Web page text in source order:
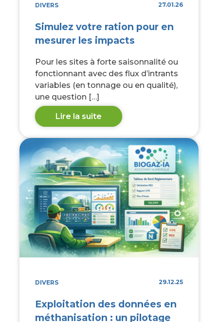
DIVERS 27.01.26
Simulez votre ration pour en
mesurer les impacts
Pour les sites à forte saisonnalité ou
fonctionnant avec des flux d’intrants
variables (en tonnage ou en qualité),
une question […]
Lire la suite
DIVERS 29.12.25
Exploitation des données en
méthanisation : un pilotage